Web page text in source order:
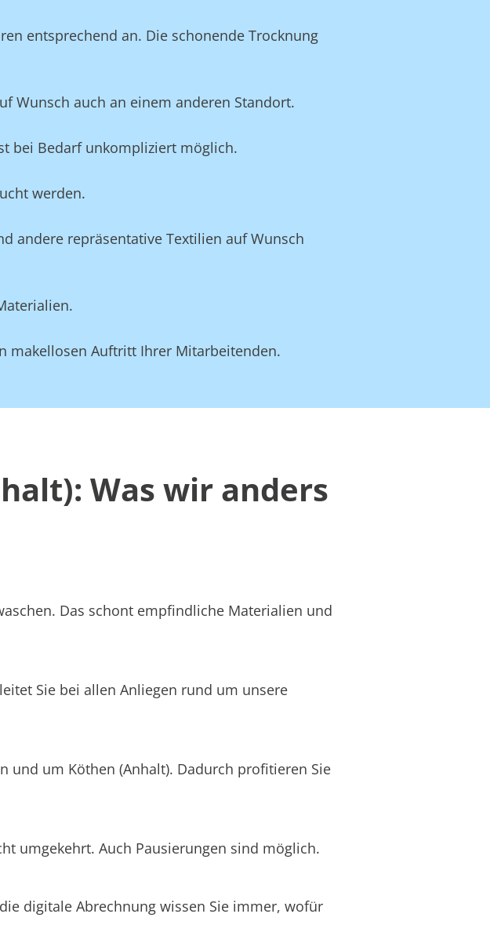
entsprechend an. Die schonende Trocknung
Wunsch auch an einem anderen Standort.
bei Bedarf unkompliziert möglich.
werden.
andere repräsentative Textilien auf Wunsch
makellosen Auftritt Ihrer Mitarbeitenden.
Was wir anders
Das schont empfindliche Materialien und
Sie bei allen Anliegen rund um unsere
und um Köthen (Anhalt). Dadurch profitieren Sie
umgekehrt. Auch Pausierungen sind möglich.
digitale Abrechnung wissen Sie immer, wofür